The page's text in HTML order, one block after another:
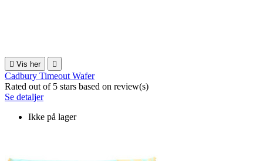
 Vis her 
Cadbury Timeout Wafer
Rated out of 5 stars based on review(s)
Se detaljer
Ikke på lager